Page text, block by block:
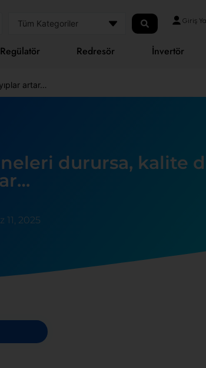
Tüm Kategoriler Giriş
Regülatör Redresör İnvertör
artar…
durursa, kalite
11, 2025